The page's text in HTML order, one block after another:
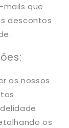
que
descontos
os nossos
os